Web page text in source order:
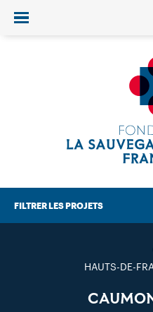
Ouvrir/fermer le menu
FILTRER LES PROJETS
HAUTS-DE-